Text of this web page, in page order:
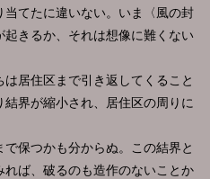
てたに違いない。いま〈風の封
きるか、それは想像に難くない
居住区まで引き返してくること
界が縮小され、居住区の周りに
保つかも分からぬ。この結界と
ば、破るのも造作のないことか